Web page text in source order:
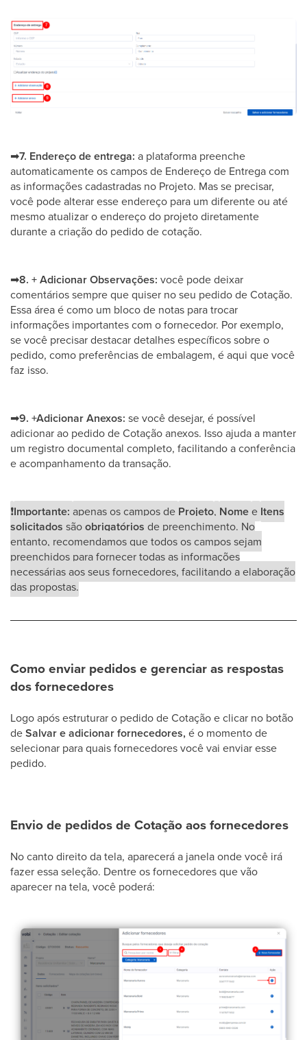
➡7. Endereço de entrega: a plataforma preenche
automaticamente os campos de Endereço de Entrega com
as informações cadastradas no Projeto. Mas se precisar,
você pode alterar esse endereço para um diferente ou até
mesmo atualizar o endereço do projeto diretamente
durante a criação do pedido de cotação.
➡8. + Adicionar Observações: você pode deixar
comentários sempre que quiser no seu pedido de Cotação.
Essa área é como um bloco de notas para trocar
informações importantes com o fornecedor. Por exemplo,
se você precisar destacar detalhes específicos sobre o
pedido, como preferências de embalagem, é aqui que você
faz isso.
➡9. +Adicionar Anexos: se você desejar, é possível
adicionar ao pedido de Cotação anexos. Isso ajuda a manter
um registro documental completo, facilitando a conferência
e acompanhamento da transação.
❗Importante: apenas os campos de Projeto, Nomee Itens
solicitados sãoobrigatórios de preenchimento. No
entanto, recomendamos que todos os campos sejam
preenchidos para fornecer todas as informações
necessárias aos seus fornecedores, facilitando a elaboração
das propostas.
Como enviar pedidos e gerenciar as respostas
dos fornecedores
Logo após estruturar o pedido de Cotação e clicar no botão
deSalvar e adicionar fornecedores, é o momento de
selecionar para quais fornecedores você vai enviar esse
pedido.
Envio de pedidos de Cotação aos fornecedores
No canto direito da tela, aparecerá a janela onde você irá
fazer essa seleção. Dentre os fornecedores que vão
aparecer na tela, você poderá: